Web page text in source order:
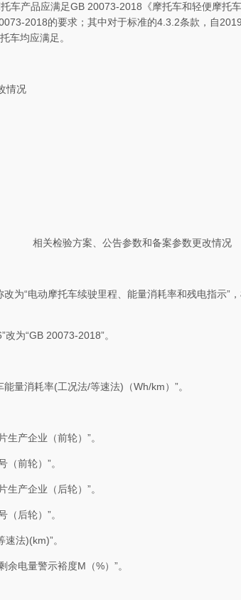
车产品应满足GB 20073-2018 《摩托车和轻便摩托
2018的要求；其中对于标准的4.3.2条款，自2019
车均应满足。
情况
相关检验方案、公告参数和备案参数更改情况
为“电动摩托车续驶里程、能量消耗率和残电指示”
”改为“GB 20073-2018”。
能量消耗率(工况法/等速法) （Wh/km）”。
生产企业（前轮）”。
前轮）”。
产企业（后轮）”。
后轮）”。
速法)(km)”。
余电量警示裕度M （%）”。